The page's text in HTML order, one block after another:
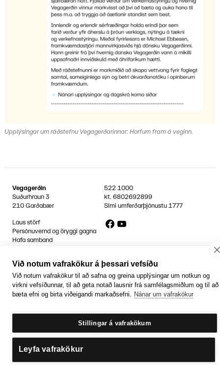
Upplýsingar um ráðstefnu Vegagerðarinnar: Horfum fram á veginn.
Vegagerðin
Suðurhraun 3
210 Garðabær
522 1000
kt.6802692899
Sími umferðarþjónustu1777
Laus störf
Persónuvernd og öryggi gagna
Hafa samband
FacebookYouTube
Jafnlaunavottun
Græn Skref
Við notum vafrakökur á þessari vefsíðu
Við notum vafrakökur til að safna og greina upplýsingar um notkun og
virkni vefsíðunnar, til að geta notað lausnir frá samfélagsmiðlum og til að
bæta efni og birta viðeigandi markaðsefni. Nánar um vafrakökur
Stillingar á vafrakökum
Leyfa vafrakökur